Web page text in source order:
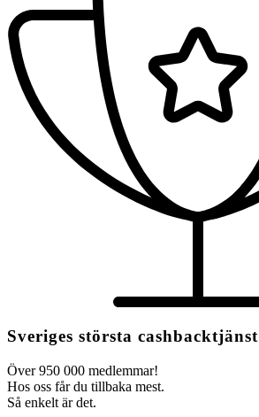
Sveriges största cashbacktjänst
Över 950 000 medlemmar!
Hos oss får du tillbaka mest.
Så enkelt är det.